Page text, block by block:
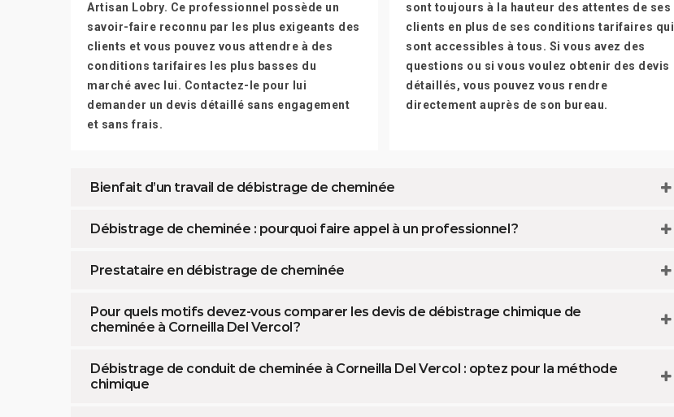
Artisan Lobry. Ce professionnel possède un
savoir-faire reconnu par les plus exigeants des
clients et vous pouvez vous attendre à des
conditions tarifaires les plus basses du
marché avec lui. Contactez-le pour lui
demander un devis détaillé sans engagement
et sans frais.
sont toujours à la hauteur des attentes de ses
clients en plus de ses conditions tarifaires qui
sont accessibles à tous. Si vous avez des
questions ou si vous voulez obtenir des devis
détaillés, vous pouvez vous rendre
directement auprès de son bureau.
Bienfait d’un travail de débistrage de cheminée
Débistrage de cheminée : pourquoi faire appel à un professionnel ?
Prestataire en débistrage de cheminée
Pour quels motifs devez-vous comparer les devis de débistrage chimique de
cheminée à Corneilla Del Vercol ?
Débistrage de conduit de cheminée à Corneilla Del Vercol : optez pour la méthode
chimique